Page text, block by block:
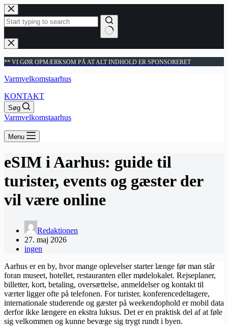
Fortsæt
til
indhold
Ingen
resultater
** VI GØR OPMÆRKSOM PÅ AT ALT INDHOLD ER SPONSORERET
Varmvelkomstaarhus
KONTAKT
Søg
Varmvelkomstaarhus
Menu
eSIM i Aarhus: guide til
turister, events og gæster der
vil være online
Redaktionen
27. maj 2026
ingen
Aarhus er en by, hvor mange oplevelser starter længe før man står
foran museet, hotellet, restauranten eller mødelokalet. Rejseplaner,
billetter, kort, betaling, oversættelse, anmeldelser og kontakt til
værter ligger ofte på telefonen. For turister, konferencedeltagere,
internationale studerende og gæster på weekendophold er mobil data
derfor ikke længere en ekstra luksus. Det er en praktisk del af at føle
sig velkommen og kunne bevæge sig trygt rundt i byen.